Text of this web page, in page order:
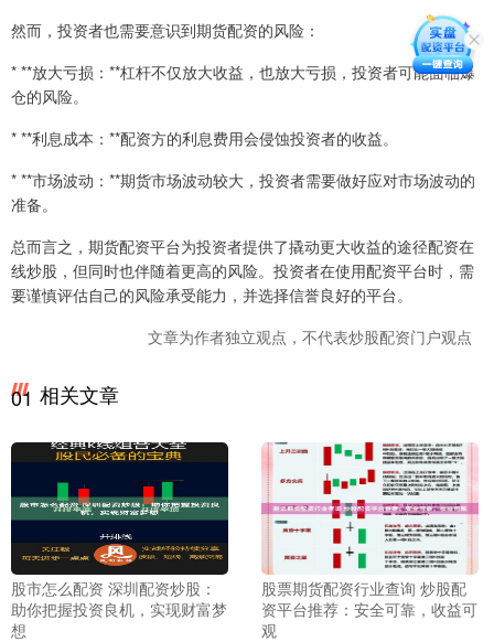
然而，投资者也需要意识到期货配资的风险：
* **放大亏损：**杠杆不仅放大收益，也放大亏损，投资者可能面临爆
仓的风险。
* **利息成本：**配资方的利息费用会侵蚀投资者的收益。
* **市场波动：**期货市场波动较大，投资者需要做好应对市场波动的
准备。
总而言之，期货配资平台为投资者提供了撬动更大收益的途径配资在
线炒股，但同时也伴随着更高的风险。投资者在使用配资平台时，需
要谨慎评估自己的风险承受能力，并选择信誉良好的平台。
文章为作者独立观点，不代表炒股配资门户观点
01 相关文章
股市怎么配资 深圳配资炒股：
助你把握投资良机，实现财富梦
想
股票期货配资行业查询 炒股配
资平台推荐：安全可靠，收益可
观